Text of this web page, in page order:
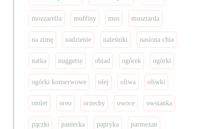
mozzarella muffiny mus musztarda
na zimę nadzienie naleśniki nasiona chia
natka nuggetsy obiad ogórek ogórki
ogórki konserwowe olej oliwa oliwki
omlet oreo orzechy owoce owsianka
pączki panierka papryka parmezan